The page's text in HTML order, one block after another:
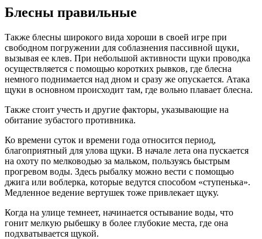
Блесны правильные
Также блесны широкого вида хороши в своей игре при
свободном погружении для соблазнения пассивной щуки,
вызывая ее клев. При небольшой активности щуки проводка
осуществляется с помощью коротких рывков, где блесна
немного поднимается над дном и сразу же опускается. Атака
щуки в основном происходит там, где вольно плавает блесна.
Также стоит учесть и другие факторы, указывающие на
обитание зубастого противника.
Ко времени суток и времени года относится период,
благоприятный для улова щуки. В начале лета она пускается
на охоту по мелководью за мальком, пользуясь быстрым
прогревом воды. Здесь рыбалку можно вести с помощью
джига или воблерка, которые ведутся способом «ступенька».
Медленное ведение вертушек тоже привлекает щуку.
Когда на улице темнеет, начинается остывание воды, что
гонит мелкую рыбешку в более глубокие места, где она
подхватывается щукой.